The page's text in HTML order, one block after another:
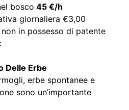
bosco 45 €/h
giornaliera €3,00
in possesso di patente
Delle Erbe
erbe spontanee e
sono un’importante